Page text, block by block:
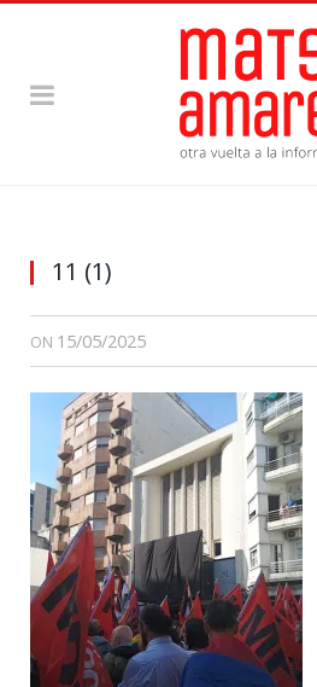
11 (1)
ON 15/05/2025